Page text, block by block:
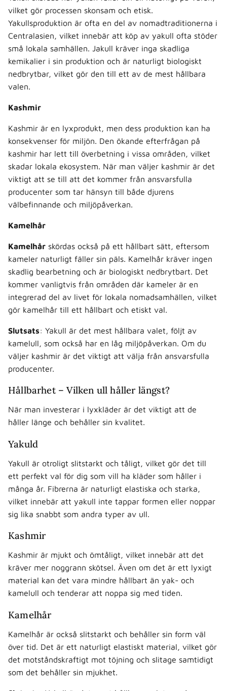
vilket gör processen skonsam och etisk.
Yakullsproduktion är ofta en del av nomadtraditionerna i
Centralasien, vilket innebär att köp av yakull ofta stöder
små lokala samhällen. Jakull kräver inga skadliga
kemikalier i sin produktion och är naturligt biologiskt
nedbrytbar, vilket gör den till ett av de mest hållbara
valen.
Kashmir
Kashmir är en lyxprodukt, men dess produktion kan ha
konsekvenser för miljön. Den ökande efterfrågan på
kashmir har lett till överbetning i vissa områden, vilket
skadar lokala ekosystem. När man väljer kashmir är det
viktigt att se till att det kommer från ansvarsfulla
producenter som tar hänsyn till både djurens
välbefinnande och miljöpåverkan.
Kamelhår
Kamelhår skördas också på ett hållbart sätt, eftersom
kameler naturligt fäller sin päls. Kamelhår kräver ingen
skadlig bearbetning och är biologiskt nedbrytbart. Det
kommer vanligtvis från områden där kameler är en
integrerad del av livet för lokala nomadsamhällen, vilket
gör kamelhår till ett hållbart och etiskt val.
Slutsats: Yakull är det mest hållbara valet, följt av
kamelull, som också har en låg miljöpåverkan. Om du
väljer kashmir är det viktigt att välja från ansvarsfulla
producenter.
Hållbarhet – Vilken ull håller längst?
När man investerar i lyxkläder är det viktigt att de
håller länge och behåller sin kvalitet.
Yakuld
Yakull är otroligt slitstarkt och tåligt, vilket gör det till
ett perfekt val för dig som vill ha kläder som håller i
många år. Fibrerna är naturligt elastiska och starka,
vilket innebär att yakull inte tappar formen eller noppar
sig lika snabbt som andra typer av ull.
Kashmir
Kashmir är mjukt och ömtåligt, vilket innebär att det
kräver mer noggrann skötsel. Även om det är ett lyxigt
material kan det vara mindre hållbart än yak- och
kamelull och tenderar att noppa sig med tiden.
Kamelhår
Kamelhår är också slitstarkt och behåller sin form väl
över tid. Det är ett naturligt elastiskt material, vilket gör
det motståndskraftigt mot töjning och slitage samtidigt
som det behåller sin mjukhet.